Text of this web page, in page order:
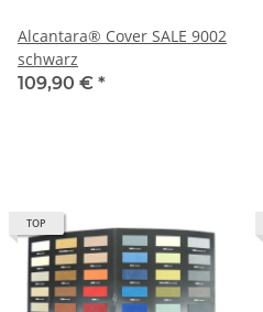
Alcantara® Cover SALE 9002
schwarz
109,90 € *
TOP